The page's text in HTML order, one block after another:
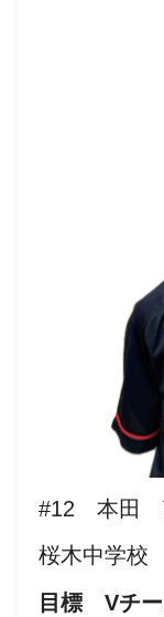
#12 本田
桜木中学
目標 Vチー